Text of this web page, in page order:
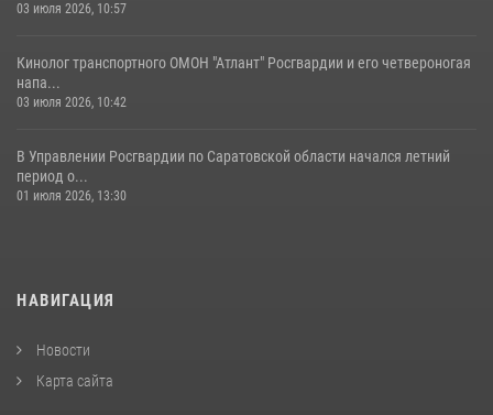
03 июля 2026, 10:57
Кинолог транспортного ОМОН "Атлант" Росгвардии и его четвероногая
напа...
03 июля 2026, 10:42
В Управлении Росгвардии по Саратовской области начался летний
период о...
01 июля 2026, 13:30
НАВИГАЦИЯ
Новости
Карта сайта